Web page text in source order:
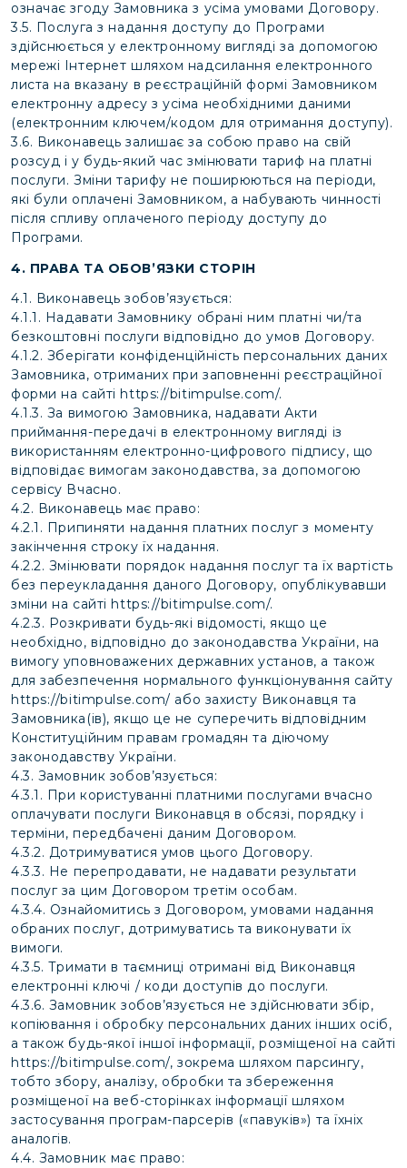
означає згоду Замовника з усіма умовами Договору.
3.5. Послуга з надання доступу до Програми
здійснюється у електронному вигляді за допомогою
мережі Інтернет шляхом надсилання електронного
листа на вказану в реєстраційній формі Замовником
електронну адресу з усіма необхідними даними
(електронним ключем/кодом для отримання доступу).
3.6. Виконавець залишає за собою право на свій
розсуд і у будь-який час змінювати тариф на платні
послуги. Зміни тарифу не поширюються на періоди,
які були оплачені Замовником, а набувають чинності
після спливу оплаченого періоду доступу до
Програми.
4. ПРАВА ТА ОБОВ’ЯЗКИ СТОРІН
4.1. Виконавець зобов’язується:
4.1.1. Надавати Замовнику обрані ним платні чи/та
безкоштовні послуги відповідно до умов Договору.
4.1.2. Зберігати конфіденційність персональних даних
Замовника, отриманих при заповненні реєстраційної
форми на сайтіhttps://bitimpulse.com/.
4.1.3. За вимогою Замовника, надавати Акти
приймання-передачі в електронному вигляді із
використанням електронно-цифрового підпису, що
відповідає вимогам законодавства, за допомогою
сервісу Вчасно.
4.2. Виконавець має право:
4.2.1. Припиняти надання платних послуг з моменту
закінчення строку їх надання.
4.2.2. Змінювати порядок надання послуг та їх вартість
без переукладання даного Договору, опублікувавши
зміни на сайтіhttps://bitimpulse.com/.
4.2.3. Розкривати будь-які відомості, якщо це
необхідно, відповідно до законодавства України, на
вимогу уповноважених державних установ, а також
для забезпечення нормального функціонування сайту
https://bitimpulse.com/ або захисту Виконавця та
Замовника(ів), якщо це не суперечить відповідним
Конституційним правам громадян та діючому
законодавству України.
4.3. Замовник зобов’язується:
4.3.1. При користуванні платними послугами вчасно
оплачувати послуги Виконавця в обсязі, порядку і
терміни, передбачені даним Договором.
4.3.2. Дотримуватися умов цього Договору.
4.3.3. Не перепродавати, не надавати результати
послуг за цим Договором третім особам.
4.3.4. Ознайомитись з Договором, умовами надання
обраних послуг, дотримуватись та виконувати їх
вимоги.
4.3.5. Тримати в таємниці отримані від Виконавця
електронні ключі / коди доступів до послуги.
4.3.6. Замовник зобов’язується не здійснювати збір,
копіювання і обробку персональних даних інших осіб,
а також будь-якої іншої інформації, розміщеної на сайті
https://bitimpulse.com/, зокрема шляхом парсингу,
тобто збору, аналізу, обробки та збереження
розміщеної на веб-сторінках інформації шляхом
застосування програм-парсерів («павуків») та їхніх
аналогів.
4.4. Замовник має право: